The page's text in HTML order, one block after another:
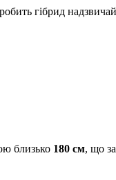
гібрид
близько 180 см, що